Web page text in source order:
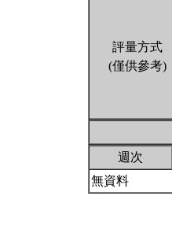
評量方式
(僅供參考)
週次
無資料